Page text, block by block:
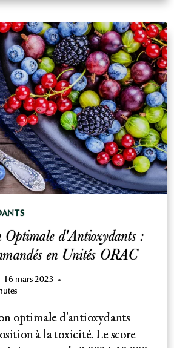
Optimale d'Antioxydants :
en Unités ORAC
16 mars 2023
optimale d'antioxydants
à la toxicité. Le score